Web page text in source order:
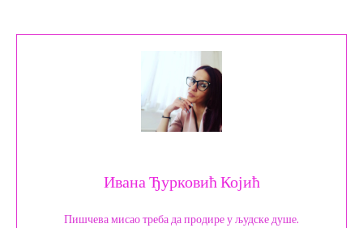
Ивана Ђурковић Којић
Пишчева мисао треба да продире у људске душе.